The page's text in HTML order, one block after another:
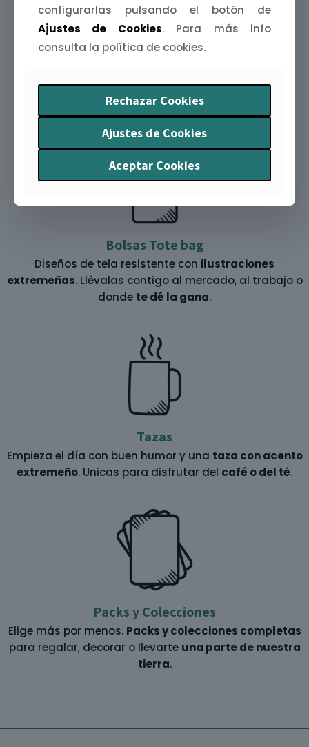
Agendas Extremeñas
Extremeña 2026te acompaña mes a mes con
ilustraciones y curiosidadesde nuestra tierra.
Bolsas Tote bag
Diseños de tela resistente con ilustraciones
extremeñas. Llévalas contigo al mercado, al trabajo o
donde te dé la gana.
Tazas
Empieza el día con buen humor y una taza con acento
extremeño. Unicas para disfrutar del café o del té.
Packs y Colecciones
Elige más por menos. Packs y colecciones completas
para regalar, decorar o llevarte una parte de nuestra
tierra.
configurarlas pulsando el botón de
Ajustes de Cookies. Para más info
consulta la política de cookies.
Rechazar Cookies
Ajustes de Cookies
Aceptar Cookies